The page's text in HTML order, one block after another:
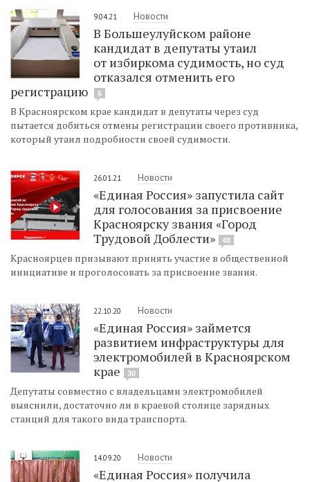
9.04.21 Новости
В Большеулуйском районе
кандидат в депутаты утаил
от избиркома судимость, но суд
отказался отменить его
регистрацию
6
В Красноярском крае кандидат в депутаты через суд
пытается добиться отмены регистрации своего противника,
который утаил подробности своей судимости.
26.01.21 Новости
«Единая Россия» запустила сайт
для голосования за присвоение
Красноярску звания «Город
Трудовой Доблести»
48
Красноярцев призывают принять участие в общественной
инициативе и проголосовать за присвоение звания.
22.10.20 Новости
«Единая Россия» займется
развитием инфраструктуры для
электромобилей в Красноярском
крае
30
Депутаты совместно с владельцами электромобилей
выяснили, достаточно ли в краевой столице зарядных
станций для такого вида транспорта.
14.09.20 Новости
«Единая Россия» получила